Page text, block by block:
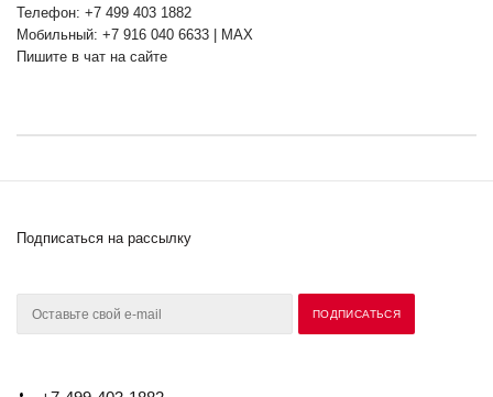
Телефон: +7 499 403 1882
Мобильный: +7 916 040 6633 | MAX
Пишите в чат на сайте
Подписаться на рассылку